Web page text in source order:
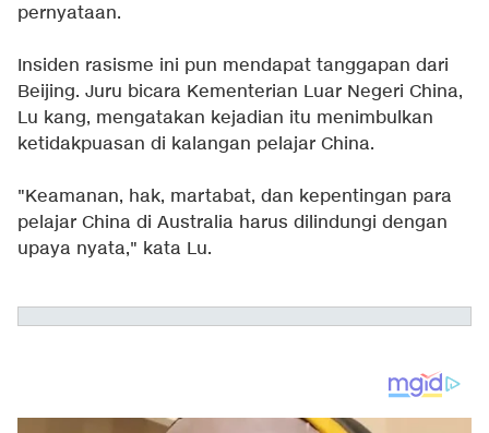
pernyataan.
Insiden rasisme ini pun mendapat tanggapan dari
Beijing. Juru bicara Kementerian Luar Negeri China,
Lu kang, mengatakan kejadian itu menimbulkan
ketidakpuasan di kalangan pelajar China.
"Keamanan, hak, martabat, dan kepentingan para
pelajar China di Australia harus dilindungi dengan
upaya nyata," kata Lu.